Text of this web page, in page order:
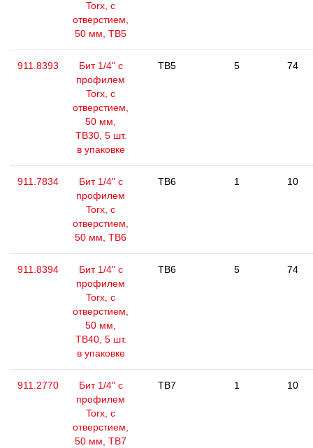
Torx, с
отверстием,
50 мм, ТВ5
911.8393
Бит 1/4" с
профилем
Torx, с
отверстием,
50 мм,
ТВ30, 5 шт.
в упаковке
TB5 5 74
911.7834
Бит 1/4" с
профилем
Torx, с
отверстием,
50 мм, ТВ6
TB6 1 10
911.8394
Бит 1/4" с
профилем
Torx, с
отверстием,
50 мм,
ТВ40, 5 шт.
в упаковке
TB6 5 74
911.2770
Бит 1/4" с
профилем
Torx, с
отверстием,
50 мм, ТВ7
TB7 1 10